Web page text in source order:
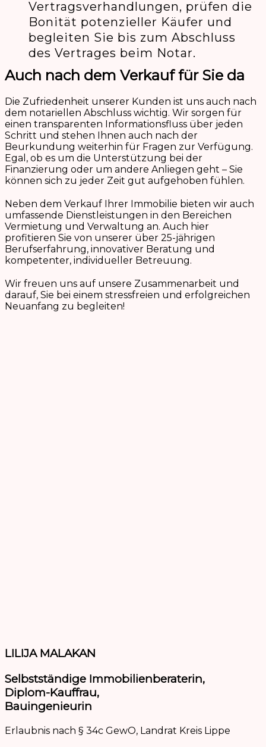
Vertragsverhandlungen, prüfen die
Bonität potenzieller Käufer und
begleiten Sie bis zum Abschluss
des Vertrages beim Notar.
Auch nach dem Verkauf für Sie da
Die Zufriedenheit unserer Kunden ist uns auch nach
dem notariellen Abschluss wichtig. Wir sorgen für
einen transparenten Informationsfluss über jeden
Schritt und stehen Ihnen auch nach der
Beurkundung weiterhin für Fragen zur Verfügung.
Egal, ob es um die Unterstützung bei der
Finanzierung oder um andere Anliegen geht – Sie
können sich zu jeder Zeit gut aufgehoben fühlen.
Neben dem Verkauf Ihrer Immobilie bieten wir auch
umfassende Dienstleistungen in den Bereichen
Vermietung und Verwaltung an. Auch hier
profitieren Sie von unserer über 25-jährigen
Berufserfahrung, innovativer Beratung und
kompetenter, individueller Betreuung.
Wir freuen uns auf unsere Zusammenarbeit und
darauf, Sie bei einem stressfreien und erfolgreichen
Neuanfang zu begleiten!
LILIJA MALAKAN
Selbstständige Immobilienberaterin,
Diplom-Kauffrau,
Bauingenieurin
Erlaubnis nach § 34c GewO, Landrat Kreis Lippe